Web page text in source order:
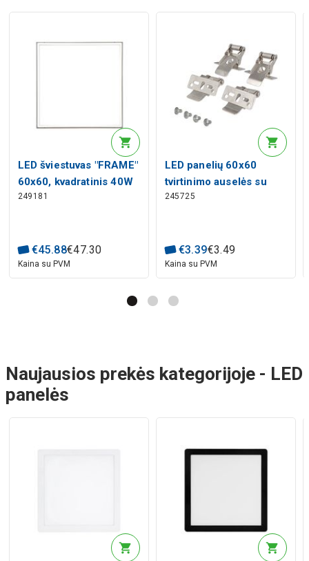
LED šviestuvas "FRAME"
60x60, kvadratinis 40W
3200lm neutraliai balta
249181
€45.88€47.30
Kaina su PVM
LED panelių 60x60
tvirtinimo auselės su
spyruokle, komplektas
245725
€3.39€3.49
Kaina su PVM
Naujausios prekės kategorijoje - LED
panelės